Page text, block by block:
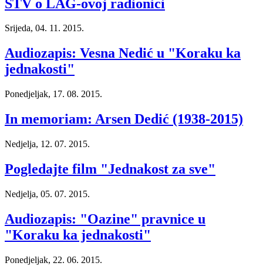
STV o LAG-ovoj radionici
Srijeda, 04. 11. 2015.
Audiozapis: Vesna Nedić u "Koraku ka
jednakosti"
Ponedjeljak, 17. 08. 2015.
In memoriam: Arsen Dedić (1938-2015)
Nedjelja, 12. 07. 2015.
Pogledajte film "Jednakost za sve"
Nedjelja, 05. 07. 2015.
Audiozapis: "Oazine" pravnice u
"Koraku ka jednakosti"
Ponedjeljak, 22. 06. 2015.